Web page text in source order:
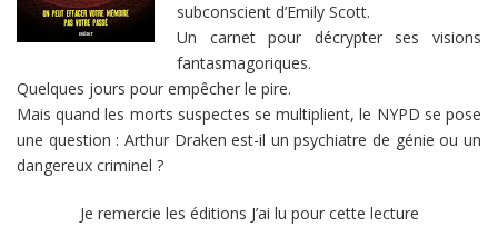
subconscient d’Emily Scott.
Un carnet pour décrypter ses visions
fantasmagoriques.
Quelques jours pour empêcher le pire.
Mais quand les morts suspectes se multiplient, le NYPD se pose
une question : Arthur Draken est-il un psychiatre de génie ou un
dangereux criminel ?
Je remercie les éditions J’ai lu pour cette lecture